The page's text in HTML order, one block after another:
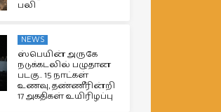
பலி
NEWS
ஸ்பெயின் அருகே
நடுக்கடலில் பழுதான
படகு.. 15 நாட்கள்
உணவு, தண்ணீரின்றி
17 அகதிகள் உயிரிழப்பு